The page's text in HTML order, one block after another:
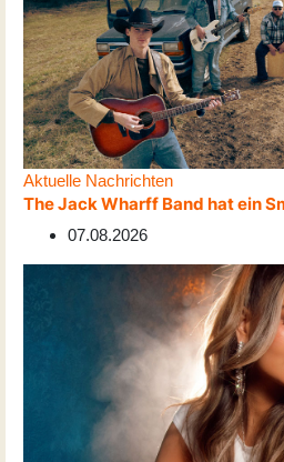
Aktuelle Nachrichten
The Jack Wharff Band hat ein
07.08.2026